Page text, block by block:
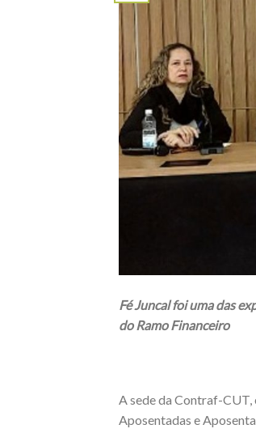
Fé Juncal foi uma das
do Ramo Financeiro
A sede da Contraf-CUT,
Aposentadas e